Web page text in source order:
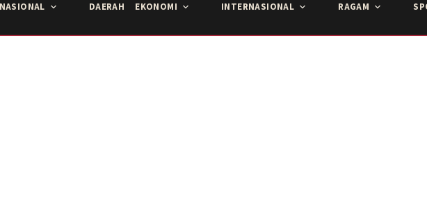
NASIONAL DAERAH EKONOMI INTERNASIONAL RAGAM